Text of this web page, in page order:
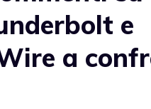
e
a